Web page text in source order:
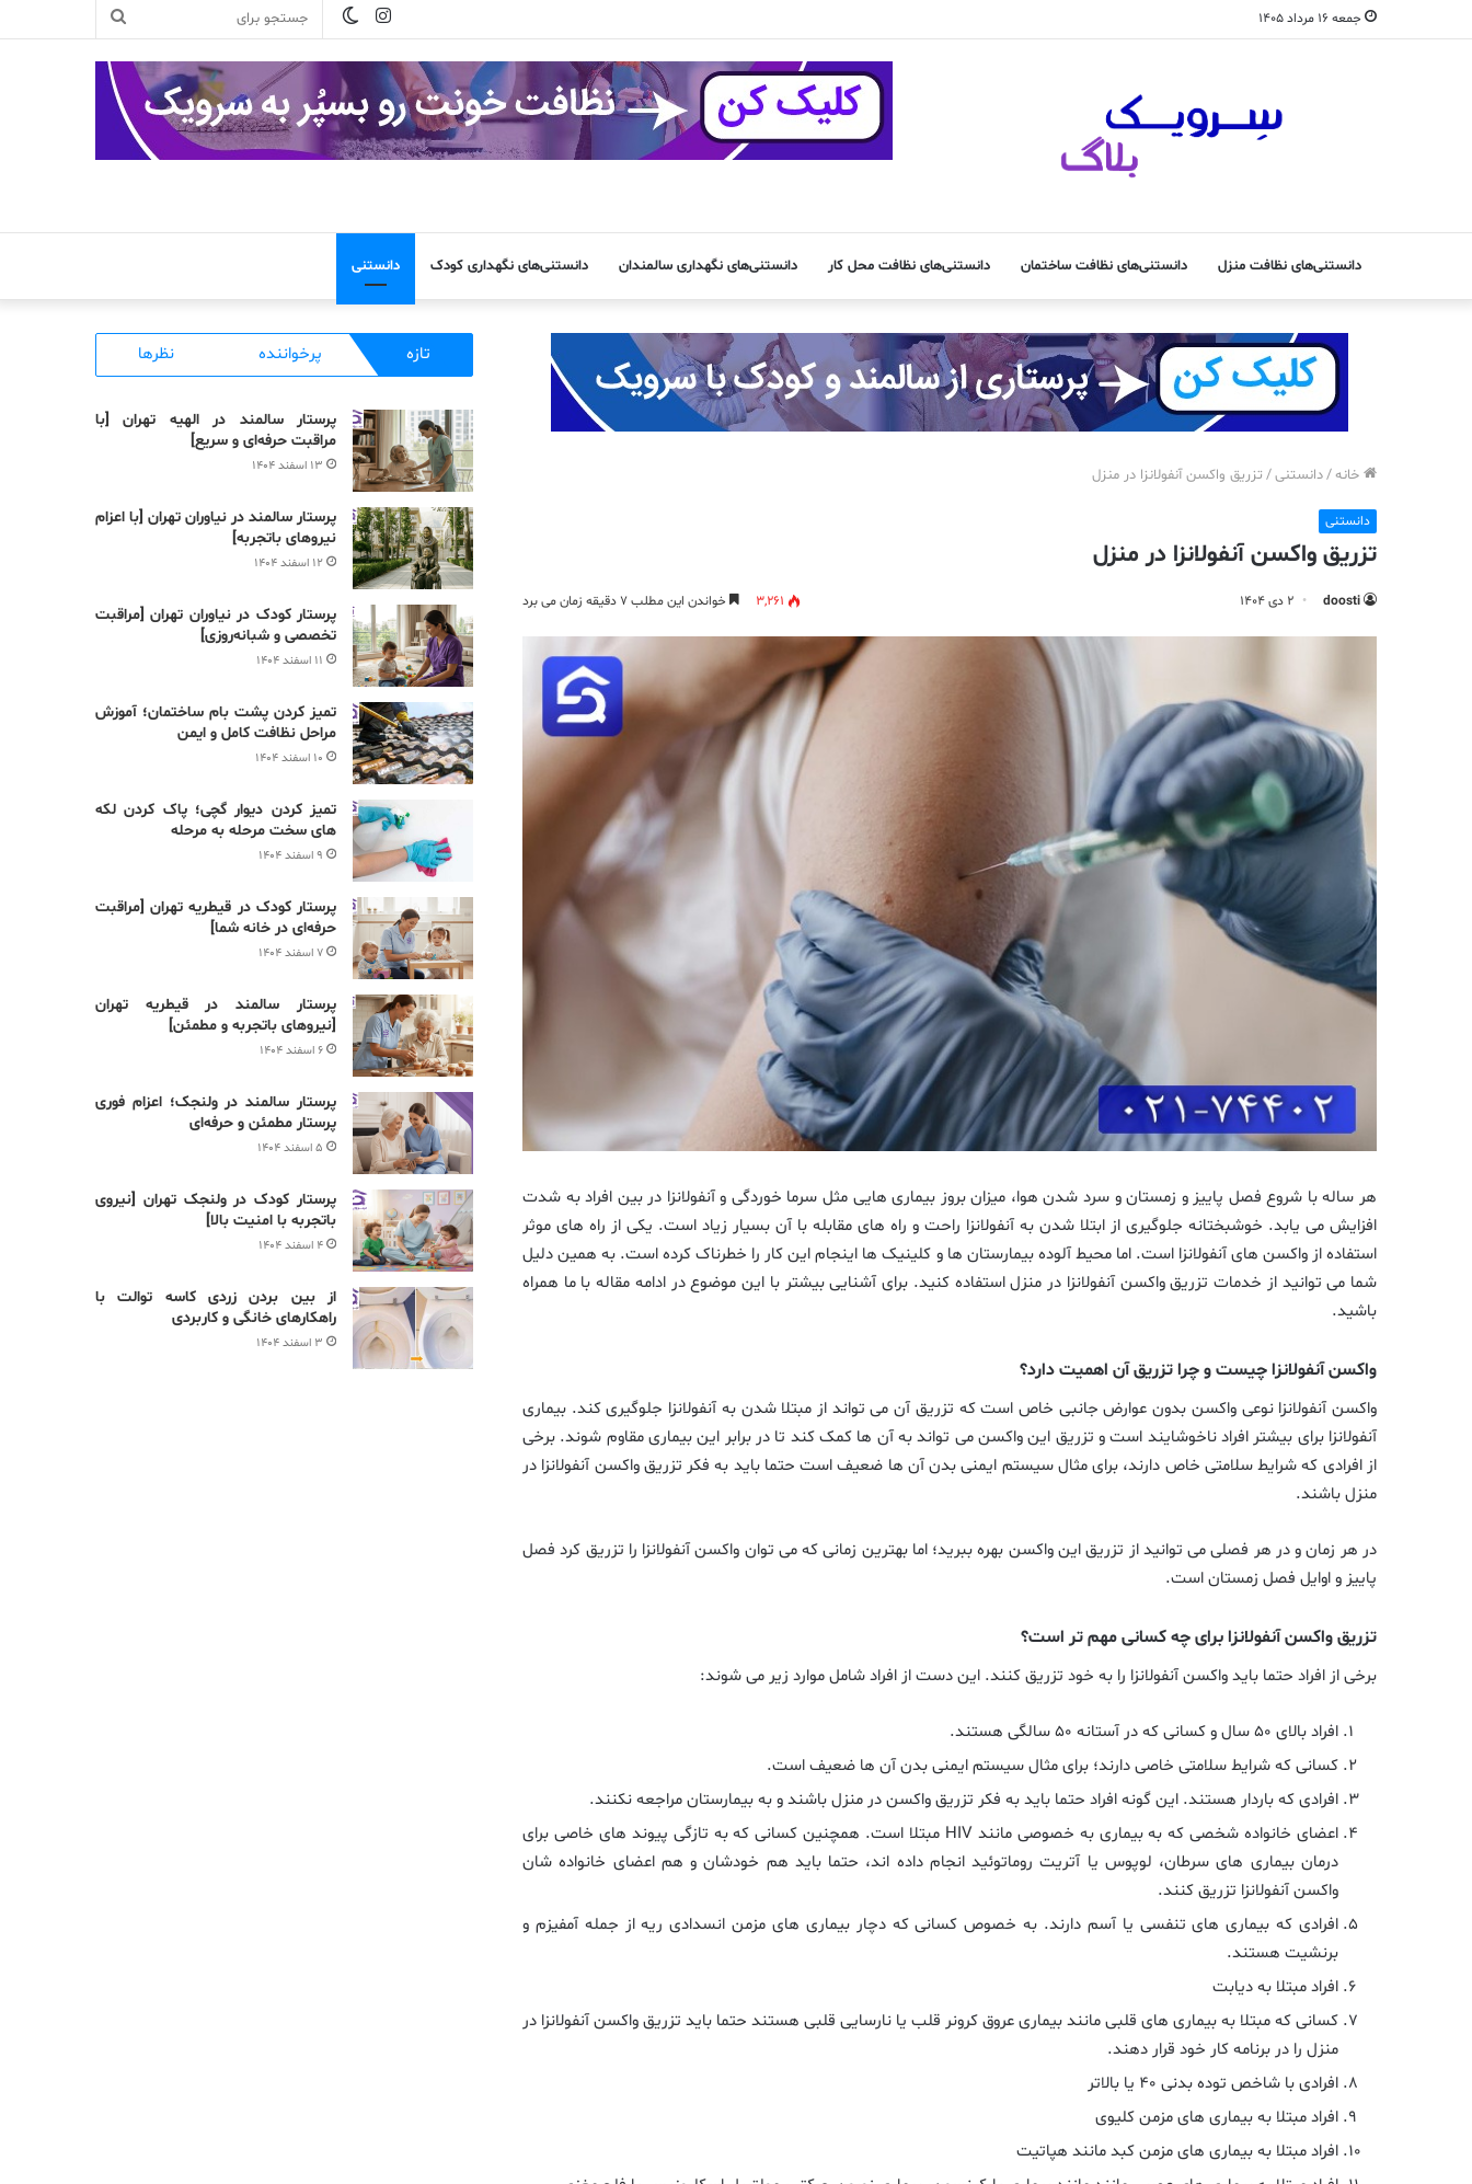
جمعه ۱۶ مرداد ۱۴۰۵
جستجو
برای
تغییر
پوسته
اینستاگرام
دانستنی‌های نظافت منزل دانستنی‌های نظافت ساختمان دانستنی‌های نظافت محل کار دانستنی‌های نگهداری سالمندان دانستنی‌های نگهداری کودک دانستنی
خانه/دانستنی/ تزریق واکسن آنفولانزا در منزل
دانستنی
تزریق واکسن آنفولانزا در منزل
doosti ۲ دی ۱۴۰۴ 3,261 خواندن این مطلب ۷ دقیقه زمان می برد
هر ساله با شروع فصل پاییز و زمستان و سرد شدن هوا، میزان بروز بیماری هایی مثل سرما خوردگی و آنفولانزا در بین افراد به شدت
افزایش می یابد. خوشبختانه جلوگیری از ابتلا شدن به آنفولانزا راحت و راه های مقابله با آن بسیار زیاد است. یکی از راه های موثر
استفاده از واکسن های آنفولانزا است. اما محیط آلوده بیمارستان ها و کلینیک ها اینجام این کار را خطرناک کرده است. به همین دلیل
شما می توانید از خدمات تزریق واکسن آنفولانزا در منزل استفاده کنید. برای آشنایی بیشتر با این موضوع در ادامه مقاله با ما همراه
باشید.
واکسن آنفولانزا چیست و چرا تزریق آن اهمیت دارد؟
واکسن آنفولانزا نوعی واکسن بدون عوارض جانبی خاص است که تزریق آن می تواند از مبتلا شدن به آنفولانزا جلوگیری کند. بیماری
آنفولانزا برای بیشتر افراد ناخوشایند است و تزریق این واکسن می تواند به آن ها کمک کند تا در برابر این بیماری مقاوم شوند. برخی
از افرادی که شرایط سلامتی خاص دارند، برای مثال سیستم ایمنی بدن آن ها ضعیف است حتما باید به فکر تزریق واکسن آنفولانزا در
منزل باشند.
در هر زمان و در هر فصلی می توانید از تزریق این واکسن بهره ببرید؛ اما بهترین زمانی که می توان واکسن آنفولانزا را تزریق کرد فصل
پاییز و اوایل فصل زمستان است.
تزریق واکسن آنفولانزا برای چه کسانی مهم تر است؟
برخی از افراد حتما باید واکسن آنفولانزا را به خود تزریق کنند. این دست از افراد شامل موارد زیر می شوند:
افراد بالای ۵۰ سال و کسانی که در آستانه ۵۰ سالگی هستند.
کسانی که شرایط سلامتی خاصی دارند؛ برای مثال سیستم ایمنی بدن آن ها ضعیف است.
افرادی که باردار هستند. این گونه افراد حتما باید به فکر تزریق واکسن در منزل باشند و به بیمارستان مراجعه نکنند.
اعضای خانواده شخصی که به بیماری به خصوصی مانند HIV مبتلا است. همچنین کسانی که به تازگی پیوند های خاصی برای
درمان بیماری های سرطان، لوپوس یا آتریت روماتوئید انجام داده اند، حتما باید هم خودشان و هم اعضای خانواده شان
واکسن آنفولانزا تزریق کنند.
افرادی که بیماری های تنفسی یا آسم دارند. به خصوص کسانی که دچار بیماری های مزمن انسدادی ریه از جمله آمفیزم و
برنشیت هستند.
افراد مبتلا به دیابت
کسانی که مبتلا به بیماری های قلبی مانند بیماری عروق کرونر قلب یا نارسایی قلبی هستند حتما باید تزریق واکسن آنفولانزا در
منزل را در برنامه کار خود قرار دهند.
افرادی با شاخص توده بدنی ۴۰ یا بالاتر
افراد مبتلا به بیماری های مزمن کلیوی
افراد مبتلا به بیماری های مزمن کبد مانند هپاتیت
تازه پرخواننده نظرها
پرستار سالمند در الهیه تهران [با
مراقبت حرفه‌ای و سریع]
۱۳ اسفند ۱۴۰۴
پرستار سالمند در نیاوران تهران [با اعزام
نیروهای باتجربه]
۱۲ اسفند ۱۴۰۴
پرستار کودک در نیاوران تهران [مراقبت
تخصصی و شبانه‌روزی]
۱۱ اسفند ۱۴۰۴
تمیز کردن پشت بام ساختمان؛ آموزش
مراحل نظافت کامل و ایمن
۱۰ اسفند ۱۴۰۴
تمیز کردن دیوار گچی؛ پاک کردن لکه
های سخت مرحله به مرحله
۹ اسفند ۱۴۰۴
پرستار کودک در قیطریه تهران [مراقبت
حرفه‌ای در خانه شما]
۷ اسفند ۱۴۰۴
پرستار سالمند در قیطریه تهران
[نیروهای باتجربه و مطمئن]
۶ اسفند ۱۴۰۴
پرستار سالمند در ولنجک؛ اعزام فوری
پرستار مطمئن و حرفه‌ای
۵ اسفند ۱۴۰۴
پرستار کودک در ولنجک تهران [نیروی
باتجربه با امنیت بالا]
۴ اسفند ۱۴۰۴
از بین بردن زردی کاسه توالت با
راهکارهای خانگی و کاربردی
۳ اسفند ۱۴۰۴